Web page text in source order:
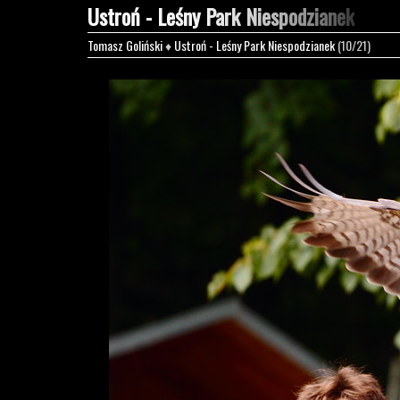
Ustroń - Leśny Park Niespodzianek
Tomasz Goliński♦Ustroń - Leśny Park Niespodzianek(10/21)